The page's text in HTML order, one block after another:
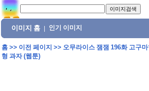
이미지 홈 인기 이미지
홈>> 이전 페이지 >> 오무라이스 잼잼 196화 고구
형 과자 (웹툰)